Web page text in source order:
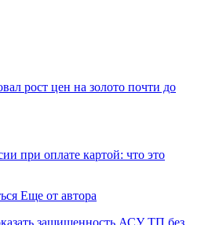
рост цен на золото почти до
при оплате картой: что это
Еще от автора
защищенность АСУ ТП без